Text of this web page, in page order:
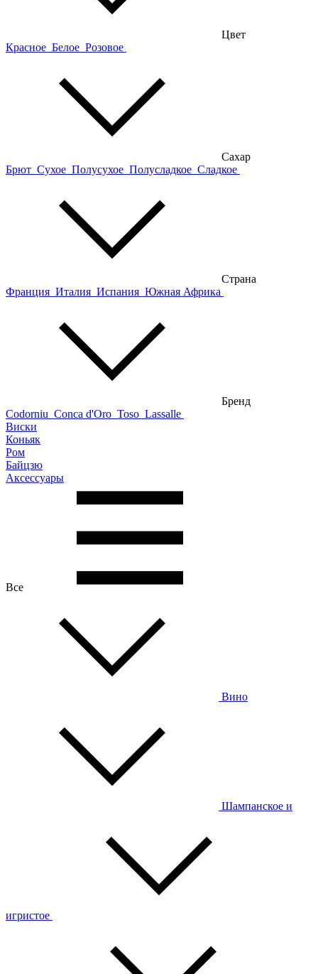
Цвет
Красное Белое Розовое
Сахар
Брют Сухое Полусухое Полусладкое Сладкое
Страна
Франция Италия Испания Южная Африка
Бренд
Codorniu Conca d'Oro Toso Lassalle
Виски
Коньяк
Ром
Байцзю
Аксессуары
Все
Вино
Шампанское и
игристое